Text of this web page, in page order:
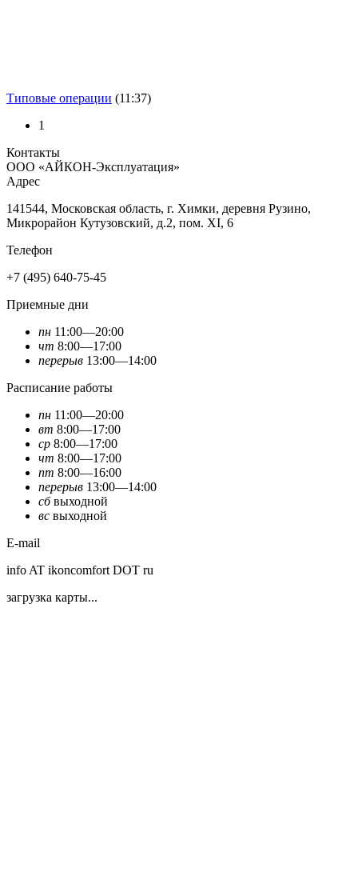
Типовые операции (11:37)
1
Контакты
ООО «АЙКОН-Эксплуатация»
Адрес
141544, Московская область, г. Химки, деревня Рузино,
Микрорайон Кутузовский, д.2, пом. XI, 6
Телефон
+7 (495) 640-75-45
Приемные дни
пн 11:00—20:00
чт 8:00—17:00
перерыв 13:00—14:00
Расписание работы
пн 11:00—20:00
вт 8:00—17:00
ср 8:00—17:00
чт 8:00—17:00
пт 8:00—16:00
перерыв 13:00—14:00
сбвыходной
вс выходной
E-mail
info AT ikoncomfort DOT ru
загрузка карты...